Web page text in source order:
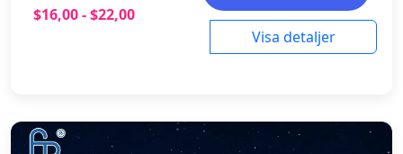
$16,00 - $22,00
Visa detaljer